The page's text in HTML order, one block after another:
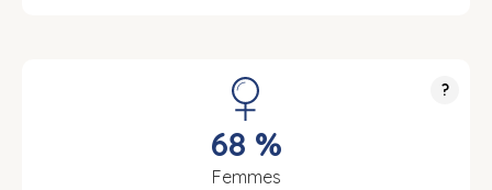
?
68 %
Femmes